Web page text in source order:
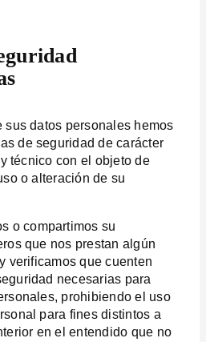
sus datos personales hemos
de seguridad de carácter
técnico con el objeto de
o alteración de su
o compartimos su
que nos prestan algún
verificamos que cuenten
necesarias para
prohibiendo el uso
para fines distintos a
en el entendido que no